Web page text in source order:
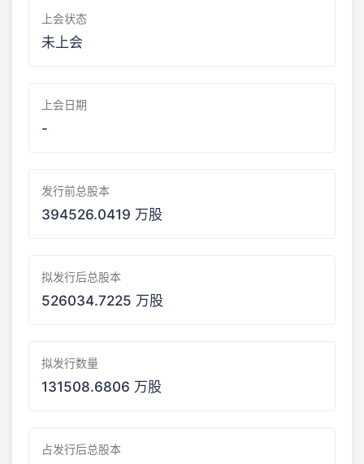
上会状态
未上会
上会日期
-
发行前总股本
394526.0419 万股
拟发行后总股本
526034.7225 万股
拟发行数量
131508.6806 万股
占发行后总股本